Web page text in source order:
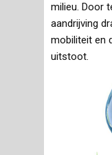
milieu. Door
aandrijving
mobiliteit en
uitstoot.